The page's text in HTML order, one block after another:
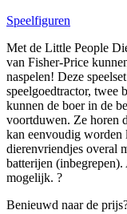
Speelfiguren
Met de Little People
van Fisher-Price
naspelen! Deze
speelgoedtractor, twee
kunnen de boer in de
voortduwen. Ze horen
kan eenvoudig worden
dierenvriendjes overal
batterijen
mogelijk. ?
Benieuwd naar de